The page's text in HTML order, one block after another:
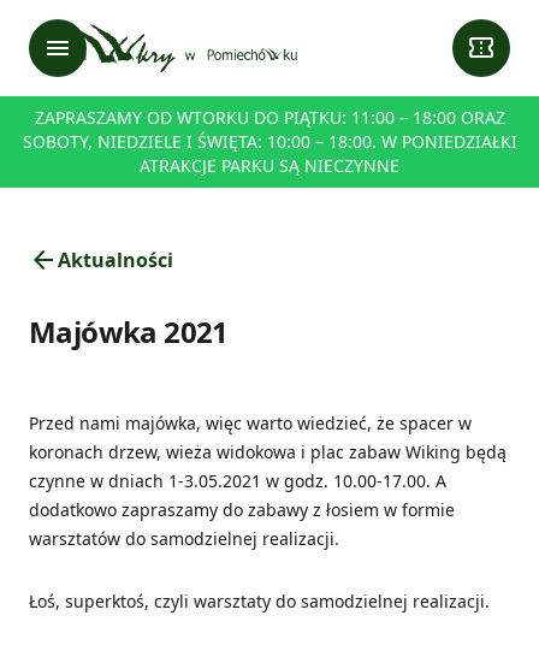
menu confirmation_number
ZAPRASZAMY OD WTORKU DO PIĄTKU: 11:00 – 18:00 ORAZ
SOBOTY, NIEDZIELE I ŚWIĘTA: 10:00 – 18:00. W PONIEDZIAŁKI
ATRAKCJE PARKU SĄ NIECZYNNE
arrow_backAktualności
Majówka 2021
Przed nami majówka, więc warto wiedzieć, że spacer w
koronach drzew, wieża widokowa i plac zabaw Wiking będą
czynne w dniach 1-3.05.2021 w godz. 10.00-17.00. A
dodatkowo zapraszamy do zabawy z łosiem w formie
warsztatów do samodzielnej realizacji.
Łoś, superktoś, czyli warsztaty do samodzielnej realizacji.